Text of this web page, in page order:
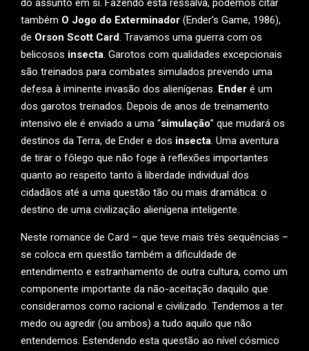
do assunto em si. Fazendo esta ressalva, podemos citar
também O Jogo do Exterminador (Ender’s Game, 1986),
de Orson Scott Card. Travamos uma guerra com os
belicosos insecta. Garotos com qualidades excepcionais
são treinados para combates simulados prevendo uma
defesa à iminente invasão dos alienígenas. Ender é um
dos garotos treinados. Depois de anos de treinamento
intensivo ele é enviado a uma “simulação” que mudará os
destinos da Terra, de Ender e dos insecta. Uma aventura
de tirar o fôlego que não foge à reflexões importantes
quanto ao respeito tanto à liberdade individual dos
cidadãos até a uma questão tão ou mais dramática: o
destino de uma civilização alienígena inteligente.
Neste romance de Card – que teve mais três sequências –
se coloca em questão também a dificuldade de
entendimento e estranhamento de outra cultura, como um
componente importante da não-aceitação daquilo que
consideramos como racional e civilizado. Tendemos a ter
medo ou agredir (ou ambos) a tudo aquilo que não
entendemos. Estendendo esta questão ao nível cósmico